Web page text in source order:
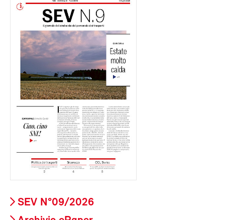
SEV N°09/2026